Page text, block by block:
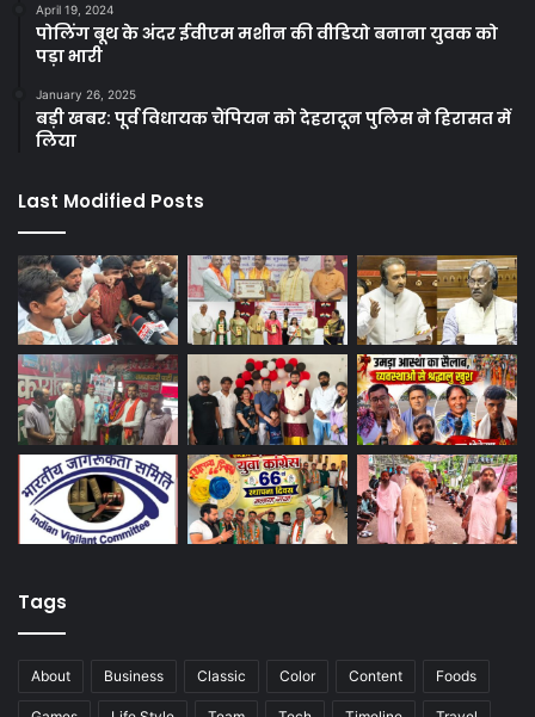
April 19, 2024
पोलिंग बूथ के अंदर ईवीएम मशीन की वीडियो बनाना युवक को
पड़ा भारी
January 26, 2025
बड़ी खबर: पूर्व विधायक चैंपियन को देहरादून पुलिस ने हिरासत में
लिया
Last Modified Posts
Tags
About Business Classic Color Content Foods